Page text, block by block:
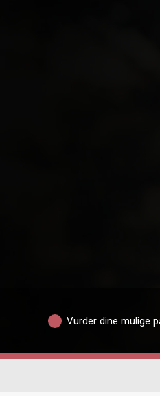
Vurder dine mulige